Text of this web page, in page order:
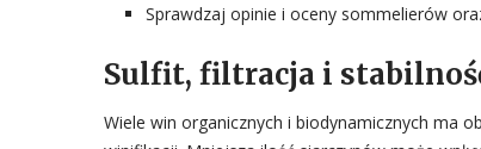
Sprawdzaj opinie i oceny sommelierów
Sulfit, filtracja i
Wiele win organicznych i biodynamicznych ma